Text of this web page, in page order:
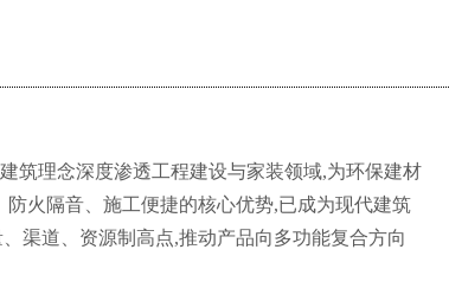
筑理念深度渗透工程建设与家装领域,为环保建材
火隔音、施工便捷的核心优势,已成为现代建筑
渠道、资源制高点,推动产品向多功能复合方向